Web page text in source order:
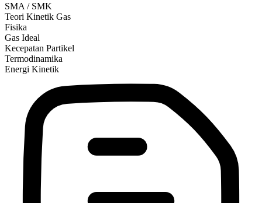
SMA / SMK
Teori Kinetik Gas
Fisika
Gas Ideal
Kecepatan Partikel
Termodinamika
Energi Kinetik